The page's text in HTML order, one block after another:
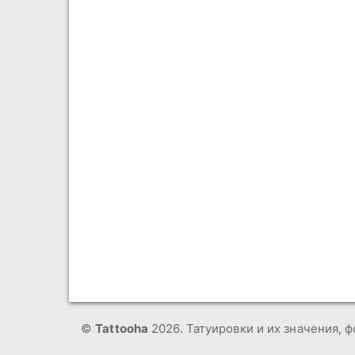
©Tattooha 2026. Татуировки и их значения,